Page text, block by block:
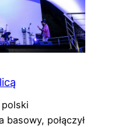
polski
połączył